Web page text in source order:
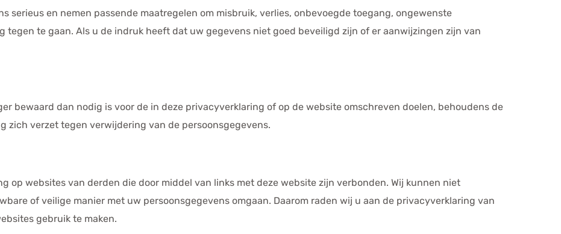
serieus en nemen passende maatregelen om misbruik, verlies, onbevoegde toegang, ongewenste
tegen te gaan. Als u de indruk heeft dat uw gegevens niet goed beveiligd zijn of er aanwijzingen zijn van
bewaard dan nodig is voor de in deze privacyverklaring of op de website omschreven doelen, behoudens de
zich verzet tegen verwijdering van de persoonsgegevens.
op websites van derden die door middel van links met deze website zijn verbonden. Wij kunnen niet
of veilige manier met uw persoonsgegevens omgaan. Daarom raden wij u aan de privacyverklaring van
gebruik te maken.